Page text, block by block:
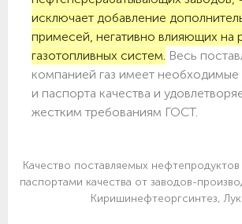
исключает добавление
примесей, негативно влияющих на
газотопливных систем. Весь
компанией газ имеет необходимые
и паспорта качества и
жестким требованиям ГОСТ.
Качество поставляемых
паспортами качества от заводов-
Киришинефтеоргсинтез,